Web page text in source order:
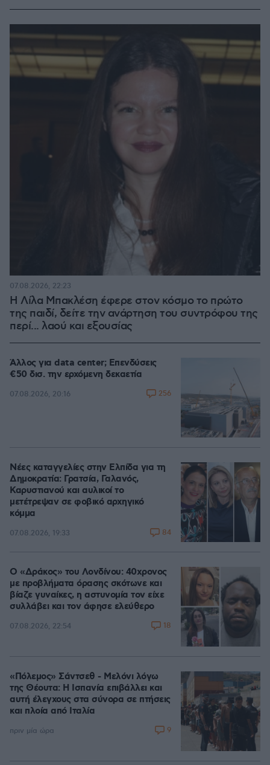
Η Λίλα Μπακλέση έφερε στον κόσμο το πρώτο
της παιδί, δείτε την ανάρτηση του συντρόφου της
περί... λαού και εξουσίας
07.08.2026, 22:23
Άλλος για data center; Επενδύσεις
€50 δισ. την ερχόμενη δεκαετία
07.08.2026, 20:16 256
Νέες καταγγελίες στην Ελπίδα για τη
Δημοκρατία: Γρατσία, Γαλανός,
Καρυστιανού και αυλικοί το
μετέτρεψαν σε φοβικό αρχηγικό
κόμμα
07.08.2026, 19:33 84
Ο «Δράκος» του Λονδίνου: 40χρονος
με προβλήματα όρασης σκότωνε και
βίαζε γυναίκες, η αστυνομία τον είχε
συλλάβει και τον άφησε ελεύθερο
07.08.2026, 22:54 18
«Πόλεμος» Σάντσεθ - Μελόνι λόγω
της Θέουτα: Η Ισπανία επιβάλλει και
αυτή έλεγχους στα σύνορα σε πτήσεις
και πλοία από Ιταλία
πριν μία ώρα 9